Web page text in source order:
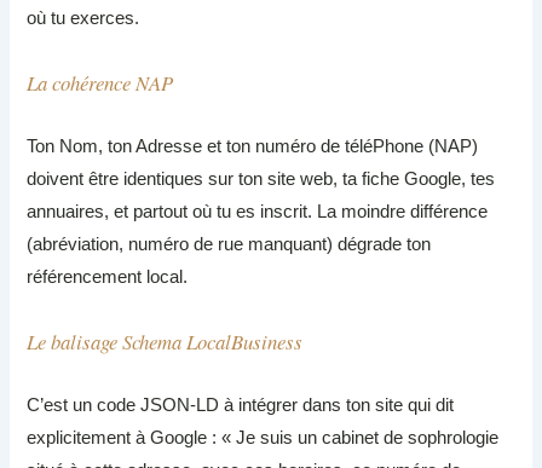
où tu exerces.
La cohérence NAP
Ton Nom, ton Adresse et ton numéro de téléPhone (NAP)
doivent être identiques sur ton site web, ta fiche Google, tes
annuaires, et partout où tu es inscrit. La moindre différence
(abréviation, numéro de rue manquant) dégrade ton
référencement local.
Le balisage Schema LocalBusiness
C’est un code JSON-LD à intégrer dans ton site qui dit
explicitement à Google : « Je suis un cabinet de sophrologie